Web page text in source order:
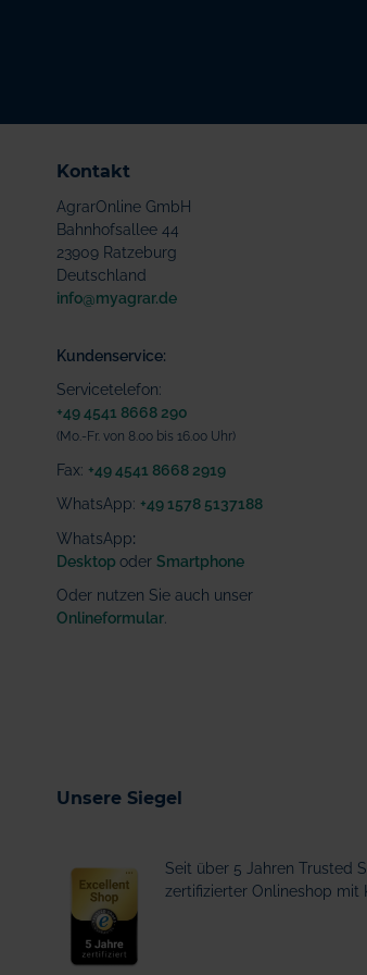
Kontakt
AgrarOnline GmbH
Bahnhofsallee 44
23909 Ratzeburg
Deutschland
info@myagrar.de
Kundenservice:
Servicetelefon:
+49 4541 8668 290
(Mo.-Fr. von 8.00 bis 16.00 Uhr)
Fax: +49 4541 8668 2919
WhatsApp: +49 1578 5137188
WhatsApp:
Desktop oder Smartphone
Oder nutzen Sie auch unser
Onlineformular
Unsere Siegel
Seit über 5 Jahren Trusted
zertifizierter Onlineshop mit